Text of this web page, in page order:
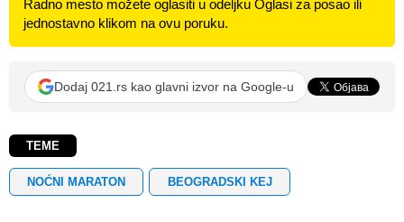
Radno mesto možete oglasiti u odeljku Oglasi za posao ili
jednostavno klikom na ovu poruku.
Dodaj 021.rs kao glavni izvor na Google-u
TEME
NOĆNI MARATON BEOGRADSKI KEJ